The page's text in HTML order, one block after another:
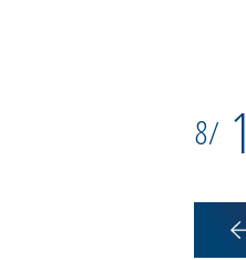
1
/
8